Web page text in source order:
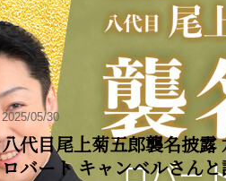
2025/05/30
八代目尾上菊五郎襲名披露
ロバート キャンベルさん